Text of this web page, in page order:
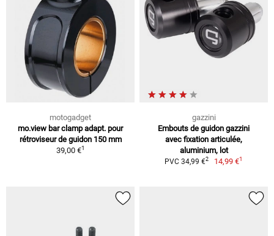
motogadget
mo.view bar clamp adapt. pour
rétroviseur de guidon 150 mm
39,00 €1
gazzini
Embouts de guidon gazzini
avec fixation articulée,
aluminium, lot
PVC 34,99 €2 14,99 €1